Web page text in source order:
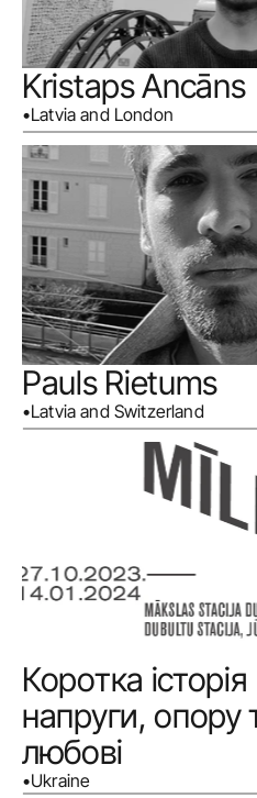
Kristaps Ancāns
•Latvia and London
Pauls Rietums
•Latvia and Switzerland
Коротка історія
напруги, опору
любові
•Ukraine